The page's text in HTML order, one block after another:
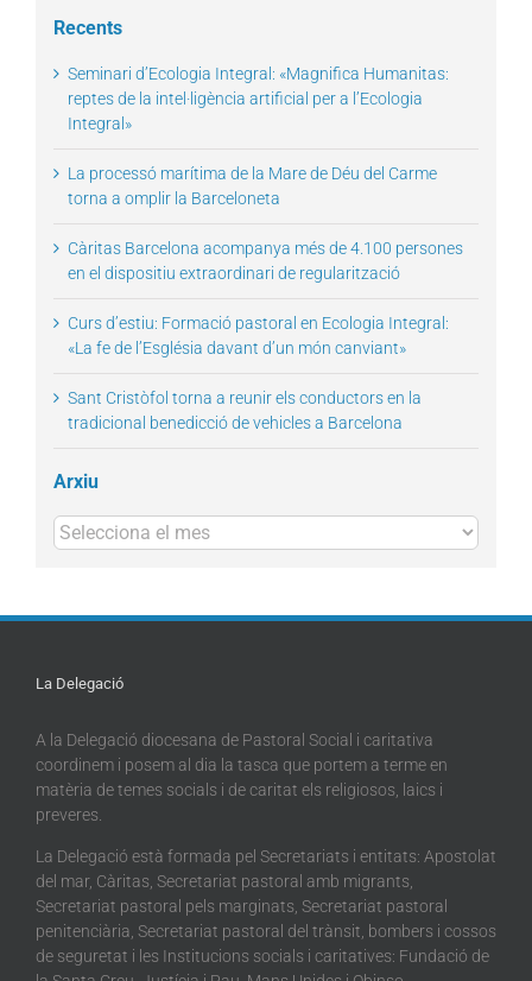
Recents
Seminari d’Ecologia Integral: «Magnifica Humanitas:
reptes de la intel·ligència artificial per a l’Ecologia
Integral»
La processó marítima de la Mare de Déu del Carme
torna a omplir la Barceloneta
Càritas Barcelona acompanya més de 4.100 persones
en el dispositiu extraordinari de regularització
Curs d’estiu: Formació pastoral en Ecologia Integral:
«La fe de l’Església davant d’un món canviant»
Sant Cristòfol torna a reunir els conductors en la
tradicional benedicció de vehicles a Barcelona
Arxiu
Arxius
La Delegació
A la Delegació diocesana de Pastoral Social i caritativa
coordinem i posem al dia la tasca que portem a terme en
matèria de temes socials i de caritat els religiosos, laics i
preveres.
La Delegació està formada pel Secretariats i entitats: Apostolat
del mar, Càritas, Secretariat pastoral amb migrants,
Secretariat pastoral pels marginats, Secretariat pastoral
penitenciària, Secretariat pastoral del trànsit, bombers i cossos
de seguretat i les Institucions socials i caritatives: Fundació de